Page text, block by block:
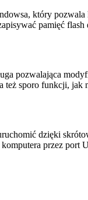
który
pamięć flash
pozwalająca
sporo funkcji, jak
dzięki
przez port